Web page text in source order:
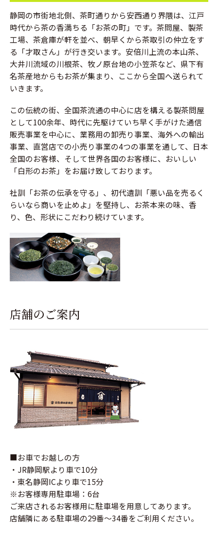
静岡の市街地北側、茶町通りから安西通り界隈は、江戸
時代から茶の香満ちる「お茶の町」です。茶問屋、製茶
工場、茶倉庫が軒を並べ、朝早くから茶取引の仲立をす
る「才取さん」が行き交います。安倍川上流の本山茶、
大井川流域の川根茶、牧ノ原台地の小笠茶など、県下有
名茶産地からもお茶が集まり、ここから全国へ送られて
いきます。
この伝統の街、全国茶流通の中心に店を構える製茶問屋
として100余年、時代に先駆けていち早く手がけた通信
販売事業を中心に、業務用の卸売り事業、海外への輸出
事業、直営店での小売り事業の4つの事業を通して、日本
全国のお客様、そして世界各国のお客様に、おいしい
「白形のお茶」をお届け致しております。
社訓「お茶の伝承を守る」、初代遺訓「悪い品を売るく
らいなら商いを止めよ」を堅持し、お茶本来の味、香
り、色、形状にこだわり続けています。
店舗のご案内
■お車でお越しの方
・JR静岡駅より車で10分
・東名静岡ICより車で15分
※お客様専用駐車場：6台
ご来店されるお客様用に駐車場を用意してあります。
店舗隣にある駐車場の29番〜34番をご利用ください。